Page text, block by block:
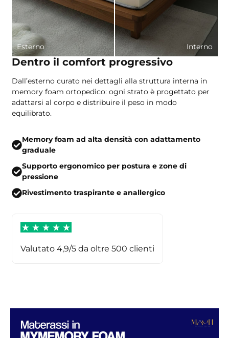
Esterno Interno
Dentro il comfort progressivo
Dall’esterno curato nei dettagli alla struttura interna in
memory foam ortopedico: ogni strato è progettato per
adattarsi al corpo e distribuire il peso in modo
equilibrato.
Memory foam ad alta densità con adattamento
graduale
Supporto ergonomico per postura e zone di
pressione
Rivestimento traspirante e anallergico
Valutato 4,9/5 da oltre 500 clienti